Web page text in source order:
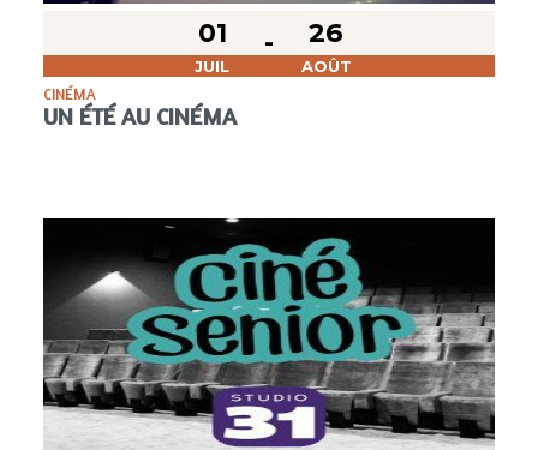
01
JUIL
26
AOÛT
CINÉMA
UN ÉTÉ AU CINÉMA